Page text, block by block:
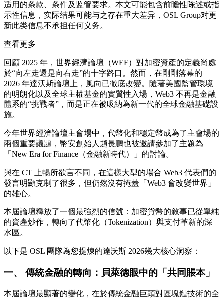
适用的条款、条件及监管要求。本文可能包含前瞻性陈述或指
示性信息，实际结果可能与之存在重大差异，OSL Group对更
新此类信息不承担任何义务。
查看更多
回顧 2025 年，世界經濟論壇（WEF）對加密資產的定義尚處
於“向左走還是向右走”的十字路口。然而，在剛剛落幕的
2026 年達沃斯論壇上，風向已徹底改變。隨著美國監管環境
的明朗化以及全球主權基金的實質性入場，Web3 不再是金融
體系的“挑戰者”，而是正在被吸納為新一代的全球金融基礎設
施。
今年世界經濟論壇主會場中，代幣化和穩定幣成為了主會場的
兩個重要議題，幣安創始人趙長鵬也被邀請參加了主題為
「New Era for Finance（金融新時代）」的討論。
與在 CT 上暢所欲言不同，在這樣大型的場合 Web3 代表們的
發言明顯克制了很多，但仍然沒有掩蓋「Web3 會改變世界」
的雄心。
本屆論壇釋放了一個最強烈的信號：加密貨幣的敘事已從單純
的資產炒作，轉向了代幣化（Tokenization）與支付革新的深
水區。
以下是 OSL 團隊為您提煉的達沃斯 2026幾大核心洞察：
一、 傳統金融的轉向：貝萊德眼中的「共同賬本」
本屆論壇最顯著的變化，在於傳統金融巨頭對區塊鏈技術的全